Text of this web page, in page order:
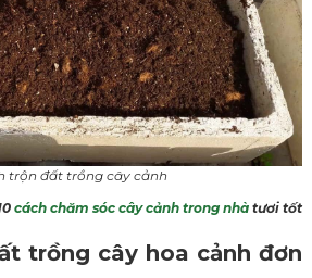
trộn đất trồng cây cảnh
cách chăm sóc cây cảnh trong nhà tươi tốt
trồng cây hoa cảnh đơn